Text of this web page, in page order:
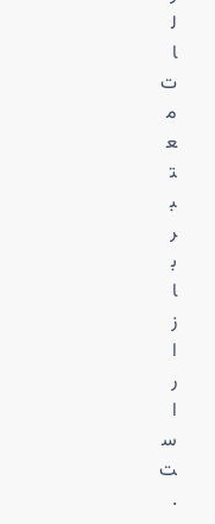
ل
ا
ت
م
ع
ت
ب
ر
ب
ا
ز
ا
ر
ا
س
ت
.